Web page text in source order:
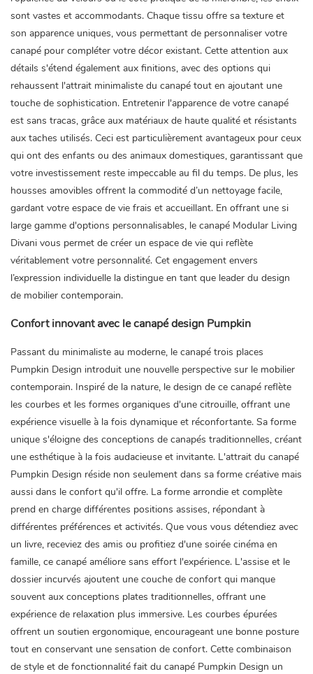
sont vastes et accommodants. Chaque tissu offre sa texture et
son apparence uniques, vous permettant de personnaliser votre
canapé pour compléter votre décor existant. Cette attention aux
détails s'étend également aux finitions, avec des options qui
rehaussent l'attrait minimaliste du canapé tout en ajoutant une
touche de sophistication. Entretenir l'apparence de votre canapé
est sans tracas, grâce aux matériaux de haute qualité et résistants
aux taches utilisés. Ceci est particulièrement avantageux pour ceux
qui ont des enfants ou des animaux domestiques, garantissant que
votre investissement reste impeccable au fil du temps. De plus, les
housses amovibles offrent la commodité d’un nettoyage facile,
gardant votre espace de vie frais et accueillant. En offrant une si
large gamme d'options personnalisables, le canapé Modular Living
Divani vous permet de créer un espace de vie qui reflète
véritablement votre personnalité. Cet engagement envers
l’expression individuelle la distingue en tant que leader du design
de mobilier contemporain.
Confort innovant avec le canapé design Pumpkin
Passant du minimaliste au moderne, le canapé trois places
Pumpkin Design introduit une nouvelle perspective sur le mobilier
contemporain. Inspiré de la nature, le design de ce canapé reflète
les courbes et les formes organiques d'une citrouille, offrant une
expérience visuelle à la fois dynamique et réconfortante. Sa forme
unique s'éloigne des conceptions de canapés traditionnelles, créant
une esthétique à la fois audacieuse et invitante. L'attrait du canapé
Pumpkin Design réside non seulement dans sa forme créative mais
aussi dans le confort qu'il offre. La forme arrondie et complète
prend en charge différentes positions assises, répondant à
différentes préférences et activités. Que vous vous détendiez avec
un livre, receviez des amis ou profitiez d'une soirée cinéma en
famille, ce canapé améliore sans effort l'expérience. L'assise et le
dossier incurvés ajoutent une couche de confort qui manque
souvent aux conceptions plates traditionnelles, offrant une
expérience de relaxation plus immersive. Les courbes épurées
offrent un soutien ergonomique, encourageant une bonne posture
tout en conservant une sensation de confort. Cette combinaison
de style et de fonctionnalité fait du canapé Pumpkin Design un